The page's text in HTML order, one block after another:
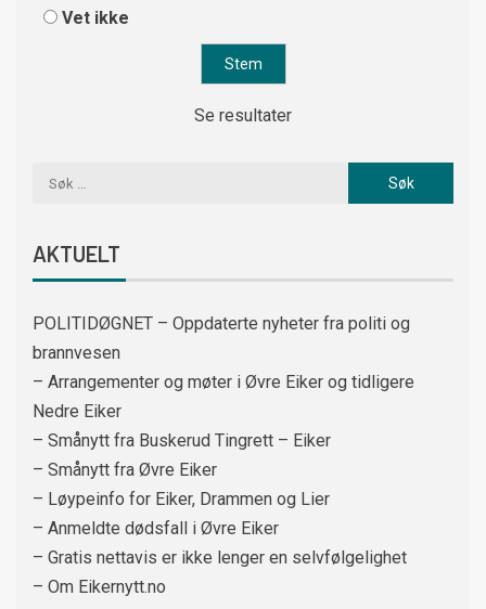
Vet ikke
Se resultater
AKTUELT
POLITIDØGNET – Oppdaterte nyheter fra politi og
brannvesen
– Arrangementer og møter i Øvre Eiker og tidligere
Nedre Eiker
– Smånytt fra Buskerud Tingrett – Eiker
– Smånytt fra Øvre Eiker
– Løypeinfo for Eiker, Drammen og Lier
– Anmeldte dødsfall i Øvre Eiker
– Gratis nettavis er ikke lenger en selvfølgelighet
– Om Eikernytt.no